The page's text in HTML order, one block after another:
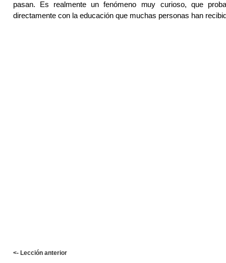
pasan. Es realmente un fenómeno muy curioso, que
directamente con la educación que muchas personas han
<- Lección anterior